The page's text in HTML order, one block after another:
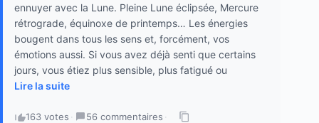
ennuyer avec la Lune. Pleine Lune éclipsée, Mercure
rétrograde, équinoxe de printemps… Les énergies
bougent dans tous les sens et, forcément, vos
émotions aussi. Si vous avez déjà senti que certains
jours, vous étiez plus sensible, plus fatigué ou
Lire la suite
163 votes · 56 commentaires ·